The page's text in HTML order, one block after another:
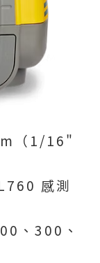
（1/16"
感測
、300、